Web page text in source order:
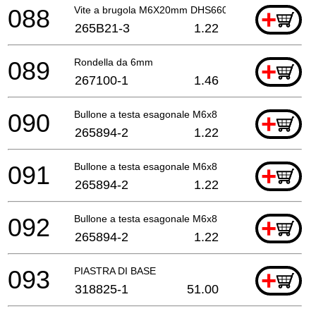
Vite a brugola M6X20mm DHS660 A +
088 265B21-3 1.22
Rondella da 6mm +
089 267100-1 1.46
Bullone a testa esagonale M6x8 +
090 265894-2 1.22
Bullone a testa esagonale M6x8 +
091 265894-2 1.22
Bullone a testa esagonale M6x8 +
092 265894-2 1.22
PIASTRA DI BASE +
093 318825-1 51.00